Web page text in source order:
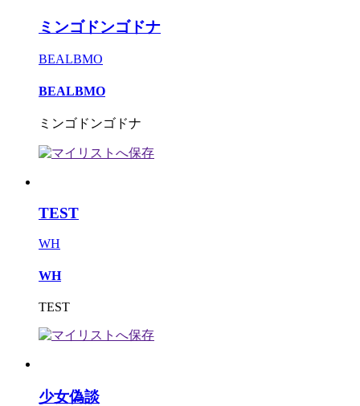
ミンゴドンゴドナ
BEALBMO
BEALBMO
ミンゴドンゴドナ
TEST
WH
WH
TEST
少女偽談